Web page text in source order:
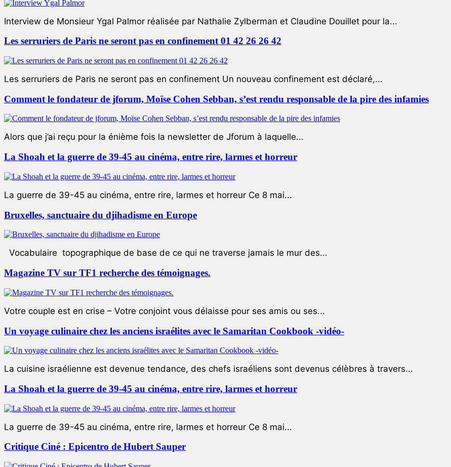
Interview de Monsieur Ygal Palmor réalisée par Nathalie Zylberman et Claudine Douillet pour la...
Les serruriers de Paris ne seront pas en confinement 01 42 26 26 42
Les serruriers de Paris ne seront pas en confinement Un nouveau confinement est déclaré,...
Comment le fondateur de jforum, Moïse Cohen Sebban, s’est rendu responsable de la pire des infamies
Alors que j’ai reçu pour la énième fois la newsletter de Jforum à laquelle...
La Shoah et la guerre de 39-45 au cinéma, entre rire, larmes et horreur
La guerre de 39-45 au cinéma, entre rire, larmes et horreur Ce 8 mai...
Bruxelles, sanctuaire du djihadisme en Europe
Vocabulaire topographique de base de ce qui ne traverse jamais le mur des...
Magazine TV sur TF1 recherche des témoignages.
Votre couple est en crise – Votre conjoint vous délaisse pour ses amis ou ses...
Un voyage culinaire chez les anciens israélites avec le Samaritan Cookbook -vidéo-
La cuisine israélienne est devenue tendance, des chefs israéliens sont devenus célèbres à travers...
La Shoah et la guerre de 39-45 au cinéma, entre rire, larmes et horreur
La guerre de 39-45 au cinéma, entre rire, larmes et horreur Ce 8 mai...
Critique Ciné : Epicentro de Hubert Sauper